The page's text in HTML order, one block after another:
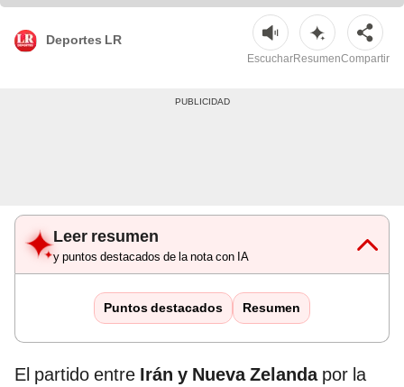
Deportes LR
EscucharResumenCompartir
Leer resumen
y puntos destacados de la nota con IA
Puntos destacados Resumen
El partido entre Irán y Nueva Zelandapor la